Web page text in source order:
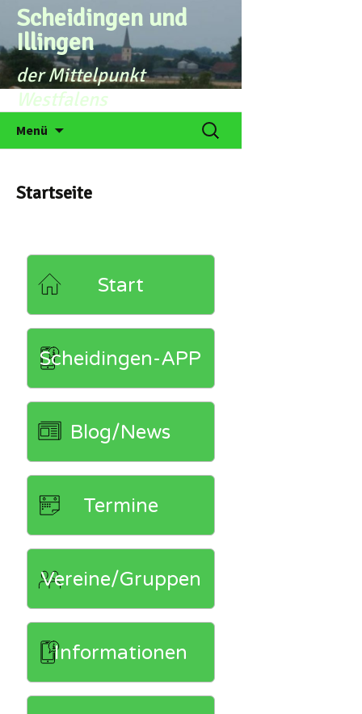
Zum
Inhalt
springen
Scheidingen und
Illingen
der Mittelpunkt
Westfalens
Menü
Suchen
nach:
Startseite
Start
Scheidingen-APP
Blog/News
Termine
Vereine/Gruppen
Informationen